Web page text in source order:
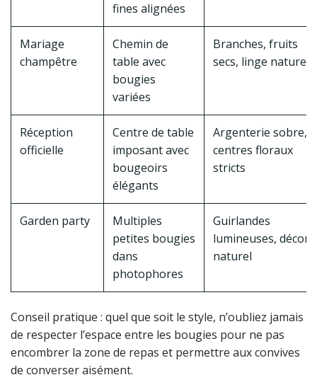
fines alignées
Mariage
champêtre
Chemin de
table avec
bougies
variées
Branches, fruits
secs, linge naturel
Réception
officielle
Centre de table
imposant avec
bougeoirs
élégants
Argenterie sobre,
centres floraux
stricts
Garden party
Multiples
petites bougies
dans
photophores
Guirlandes
lumineuses, décor
naturel
Conseil pratique : quel que soit le style, n’oubliez jamais
de respecter l’espace entre les bougies pour ne pas
encombrer la zone de repas et permettre aux convives
de converser aisément.